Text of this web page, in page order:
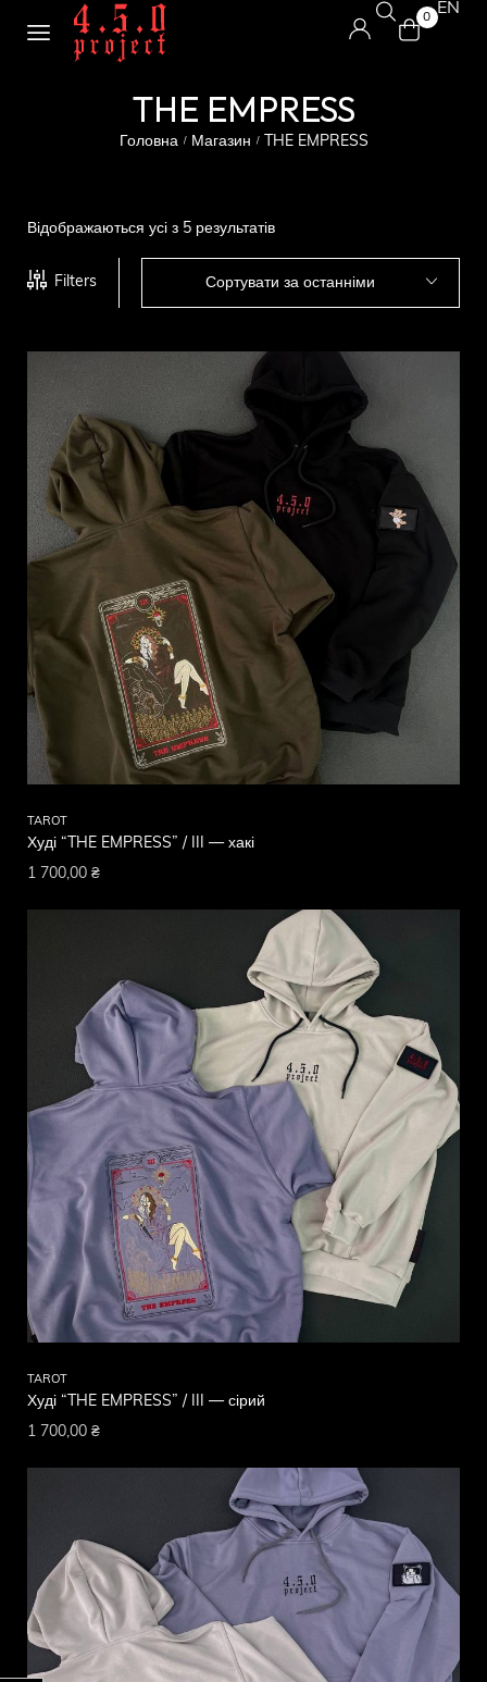
0 EN
THE EMPRESS
Головна / Магазин / THE EMPRESS
Відображаються усі з 5 результатів
Filters Сортувати за останніми
TAROT
Худі “THE EMPRESS” / III — хакі
1 700,00 ₴
TAROT
Худі “THE EMPRESS” / III — сірий
1 700,00 ₴